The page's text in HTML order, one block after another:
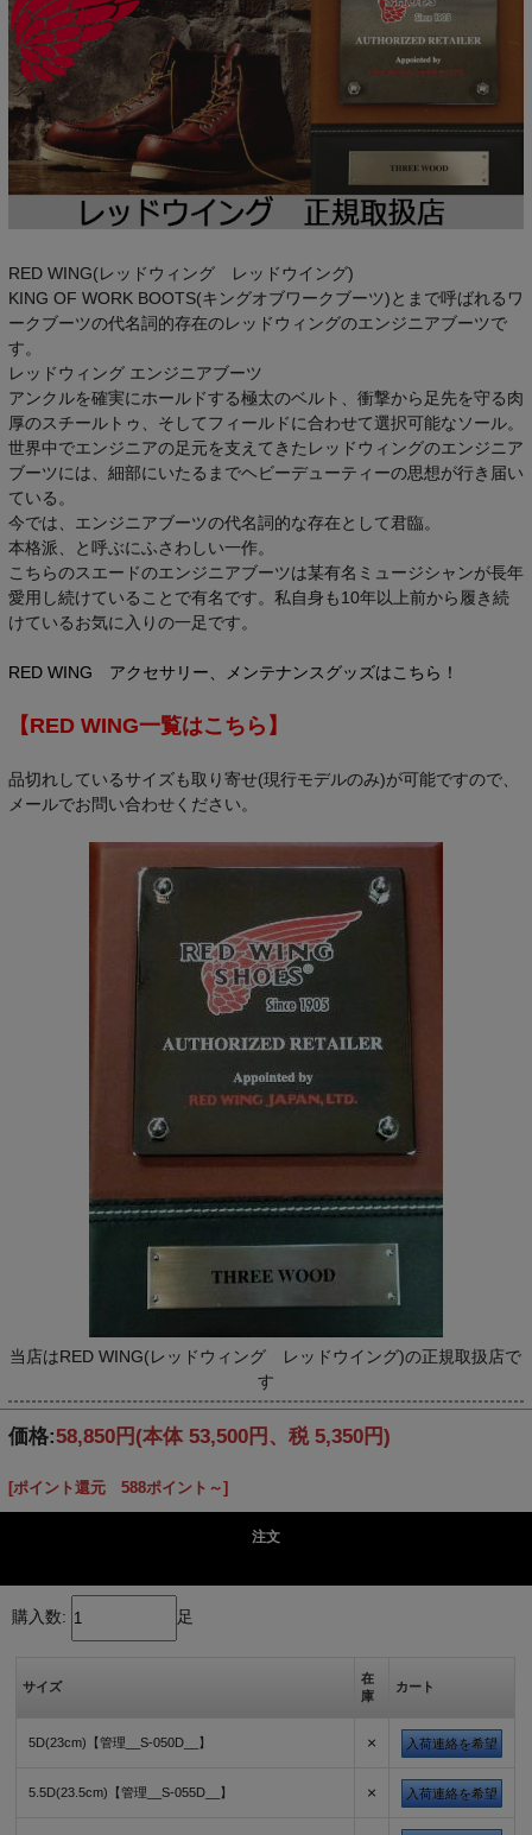
RED WING(レッドウィング レッドウイング)
KING OF WORK BOOTS(キングオブワークブーツ)とまで呼ばれるワ
ークブーツの代名詞的存在のレッドウィングのエンジニアブーツで
す。
レッドウィング エンジニアブーツ
アンクルを確実にホールドする極太のベルト、衝撃から足先を守る肉
厚のスチールトゥ、そしてフィールドに合わせて選択可能なソール。
世界中でエンジニアの足元を支えてきたレッドウィングのエンジニア
ブーツには、細部にいたるまでヘビーデューティーの思想が行き届い
ている。
今では、エンジニアブーツの代名詞的な存在として君臨。
本格派、と呼ぶにふさわしい一作。
こちらのスエードのエンジニアブーツは某有名ミュージシャンが長年
愛用し続けていることで有名です。私自身も10年以上前から履き続
けているお気に入りの一足です。
RED WING アクセサリー、メンテナンスグッズはこちら！
【RED WING一覧はこちら】
品切れしているサイズも取り寄せ(現行モデルのみ)が可能ですので、
メールでお問い合わせください。
当店はRED WING(レッドウィング レッドウイング)の正規取扱店で
す
価格:58,850円 (本体 53,500円、税 5,350円)
[ポイント還元 588ポイント～]
注文
購入数: 足
サイズ
在
庫
カート
5D(23cm)【管理__S-050D__】 × 入荷連絡を希望
5.5D(23.5cm)【管理__S-055D__】 × 入荷連絡を希望